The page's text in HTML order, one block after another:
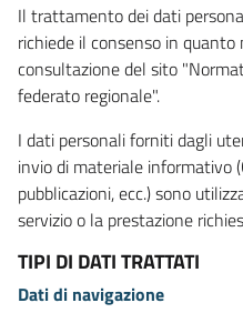
Il trattamento dei dati
richiede il consenso in
consultazione del sito
federato regionale".
I dati personali forniti dagli
invio di materiale informativo
pubblicazioni, ecc.) sono
servizio o la prestazione
TIPI DI DATI TRATTATI
Dati di navigazione